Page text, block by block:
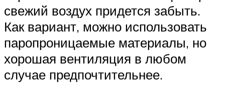
свежий воздух придется забыть.
Как вариант, можно использовать
паропроницаемые материалы, но
хорошая вентиляция в любом
случае предпочтительнее.